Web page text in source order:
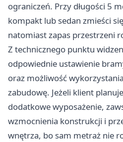
ograniczeń. Przy długości 5
kompakt lub sedan zmieści
natomiast zapas przestrzeni
Z technicznego punktu
odpowiednie ustawienie
oraz możliwość
zabudowę. Jeżeli klient
dodatkowe wyposażenie,
wzmocnienia konstrukcji i
wnętrza, bo sam metraż nie